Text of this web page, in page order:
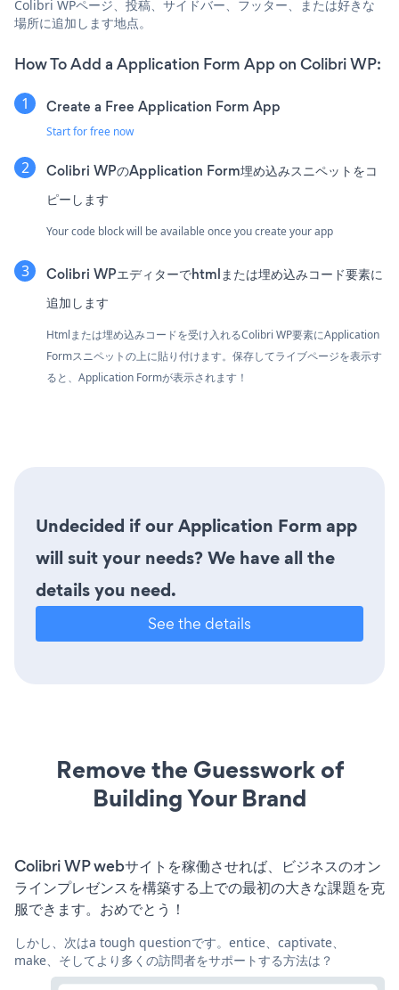
Colibri WPページ、投稿、サイドバー、フッター、または好きな
場所に追加します地点。
How To Add a Application Form App on Colibri WP:
Create a Free Application Form App
Start for free now
Colibri WPのApplication Form埋め込みスニペットをコ
ピーします
Your code block will be available once you create your app
Colibri WPエディターでhtmlまたは埋め込みコード要素に
追加します
Htmlまたは埋め込みコードを受け入れるColibri WP要素にApplication
Formスニペットの上に貼り付けます。保存してライブページを表示す
ると、Application Formが表示されます！
Undecided if our Application Form app
will suit your needs? We have all the
details you need.
See the details
Remove the Guesswork of
Building Your Brand
Colibri WP webサイトを稼働させれば、ビジネスのオン
ラインプレゼンスを構築する上での最初の大きな課題を克
服できます。おめでとう！
しかし、次はa tough questionです。entice、captivate、
make、そしてより多くの訪問者をサポートする方法は？